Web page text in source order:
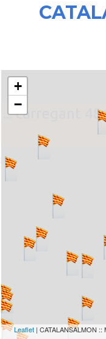
... carregant
+
−
Leaflet | CATALANSALMON ::